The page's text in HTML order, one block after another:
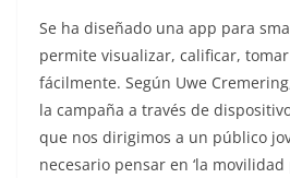
Se ha diseñado una app para
permite visualizar, calificar,
fácilmente. Según Uwe
la campaña a través de
que nos dirigimos a un público
necesario pensar en ‘la movilidad